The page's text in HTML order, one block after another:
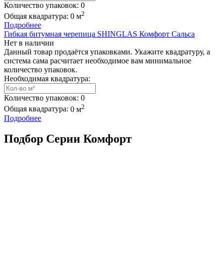
Количество упаковок: 0
Общая квадратура: 0 м2
Подробнее
Гибкая битумная черепица SHINGLAS Комфорт Сальса
Нет в наличии
Данный товар продаётся упаковками. Укажите квадратуру, а
система сама расчитает необходимое вам минимальное
количество упаковок.
Необходимая квадратура:
Количество упаковок: 0
Общая квадратура: 0 м2
Подробнее
Подбор Серии Комфорт